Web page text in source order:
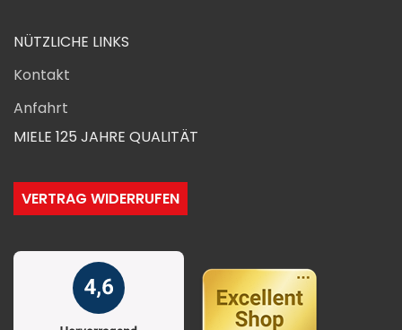
NÜTZLICHE LINKS
Kontakt
Anfahrt
MIELE 125 JAHRE QUALITÄT
VERTRAG WIDERRUFEN